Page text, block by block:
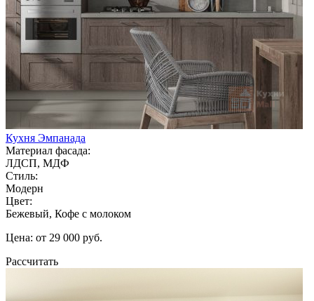
Кухня Эмпанада
Материал фасада:
ЛДСП, МДФ
Стиль:
Модерн
Цвет:
Бежевый, Кофе с молоком
Цена: от 29 000 руб.
Рассчитать